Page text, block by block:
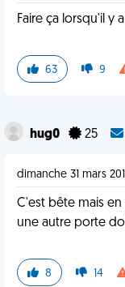
Faire ça lorsqu'il y
63 9
hug0 25
dimanche 31 mars
C'est bête mais
une autre porte
8 14